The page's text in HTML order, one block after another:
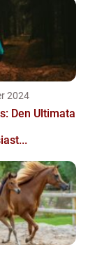
2024
Den Ultimata